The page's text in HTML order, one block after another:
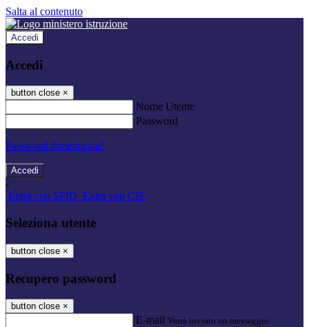
Salta al contenuto
Accedi
Accedi
button close ×
Nome Utente
Password
Password dimenticata?
-
Entra con SPID Entra con CIE
Seleziona utente
button close ×
Recupero password
button close ×
E-mail Verrà inviato un messaggio